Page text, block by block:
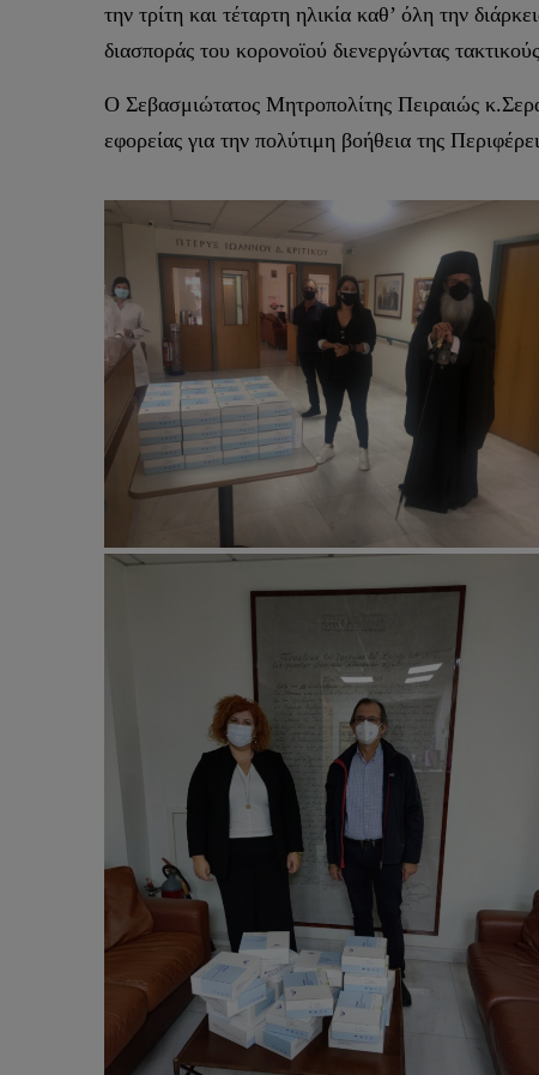
την τρίτη και τέταρτη ηλικία καθ’ όλη την
διασποράς του κορονοϊού διενεργώντας
Ο Σεβασμιώτατος Μητροπολίτης Πειραιώς
εφορείας για την πολύτιμη βοήθεια της